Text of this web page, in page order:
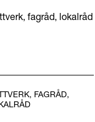
fagråd, lokalråd
FAGRÅD,